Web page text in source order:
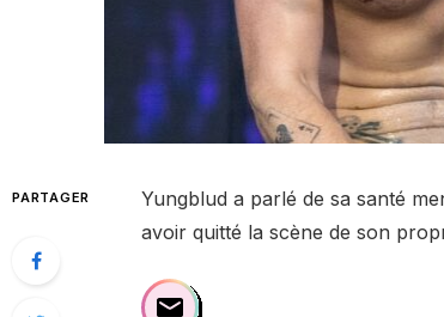
PARTAGER
Yungblud a parlé de sa santé
avoir quitté la scène de son